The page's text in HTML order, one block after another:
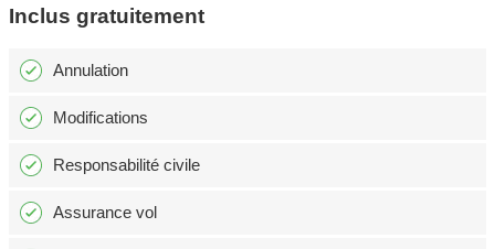
Inclus gratuitement
Annulation
Modifications
Responsabilité civile
Assurance vol